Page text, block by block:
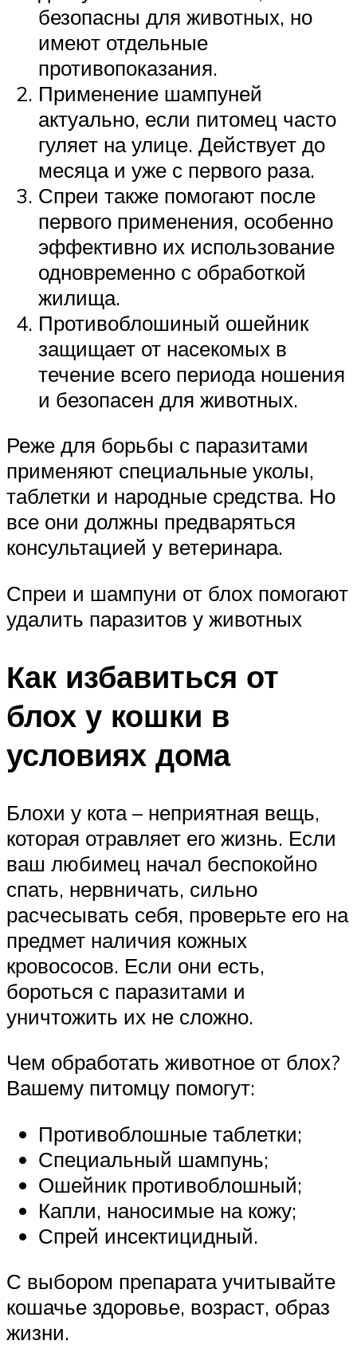
безопасны для животных, но
имеют отдельные
противопоказания.
Применение шампуней
актуально, если питомец часто
гуляет на улице. Действует до
месяца и уже с первого раза.
Спреи также помогают после
первого применения, особенно
эффективно их использование
одновременно с обработкой
жилища.
Противоблошиный ошейник
защищает от насекомых в
течение всего периода ношения
и безопасен для животных.
Реже для борьбы с паразитами
применяют специальные уколы,
таблетки и народные средства. Но
все они должны предваряться
консультацией у ветеринара.
Спреи и шампуни от блох помогают
удалить паразитов у животных
Как избавиться от
блох у кошки в
условиях дома
Блохи у кота – неприятная вещь,
которая отравляет его жизнь. Если
ваш любимец начал беспокойно
спать, нервничать, сильно
расчесывать себя, проверьте его на
предмет наличия кожных
кровососов. Если они есть,
бороться с паразитами и
уничтожить их не сложно.
Чем обработать животное от блох?
Вашему питомцу помогут:
Противоблошные таблетки;
Специальный шампунь;
Ошейник противоблошный;
Капли, наносимые на кожу;
Спрей инсектицидный.
С выбором препарата учитывайте
кошачье здоровье, возраст, образ
жизни.